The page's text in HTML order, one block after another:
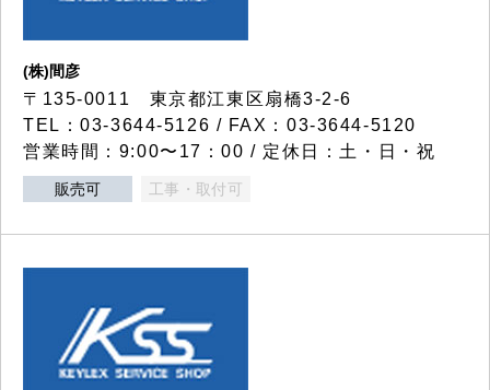
(株)間彦
〒135-0011 東京都江東区扇橋3-2-6
TEL：03-3644-5126 / FAX：03-3644-5120
営業時間：9:00〜17：00 / 定休日：土・日・祝
販売可 工事・取付可